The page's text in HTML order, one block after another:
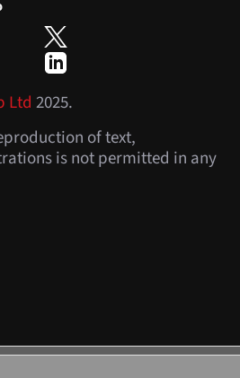
Ltd 2025.
of text,
is not permitted in any